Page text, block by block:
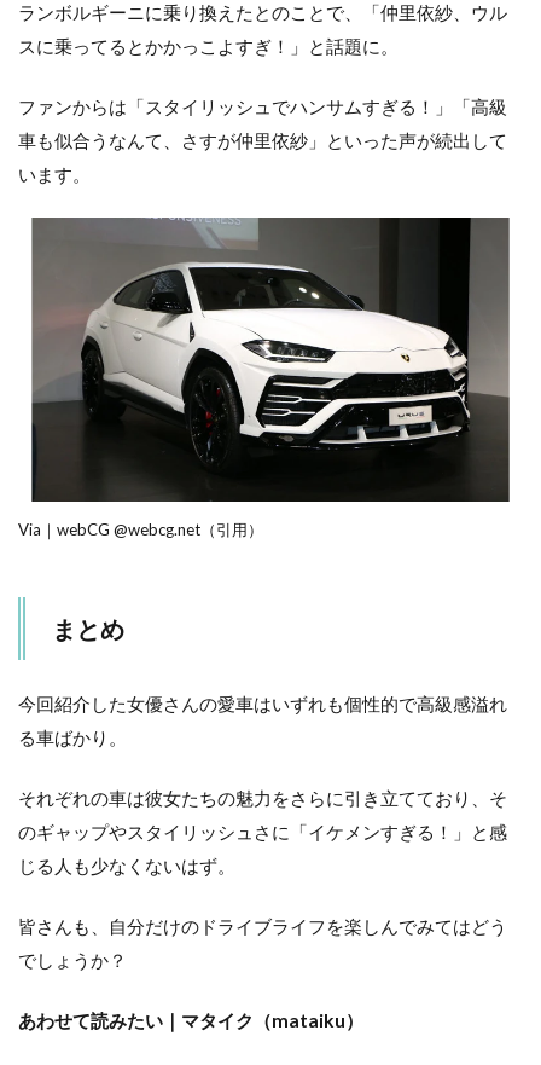
ランボルギーニに乗り換えたとのことで、「仲里依紗、ウル
スに乗ってるとかかっこよすぎ！」と話題に。
ファンからは「スタイリッシュでハンサムすぎる！」「高級
車も似合うなんて、さすが仲里依紗」といった声が続出して
います。
Via｜webCG @webcg.net（引用）
まとめ
今回紹介した女優さんの愛車はいずれも個性的で高級感溢れ
る車ばかり。
それぞれの車は彼女たちの魅力をさらに引き立てており、そ
のギャップやスタイリッシュさに「イケメンすぎる！」と感
じる人も少なくないはず。
皆さんも、自分だけのドライブライフを楽しんでみてはどう
でしょうか？
あわせて読みたい｜マタイク（mataiku）